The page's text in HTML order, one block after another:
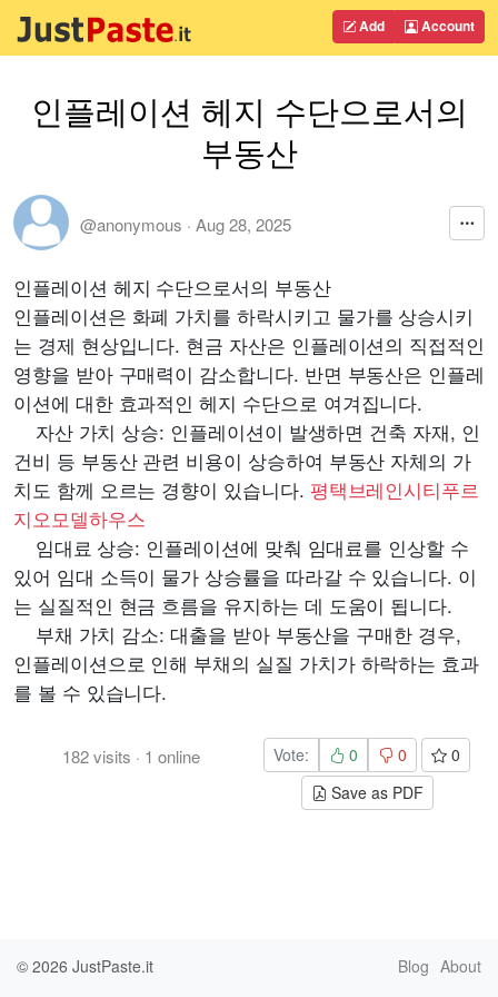
Add Account
인플레이션 헤지 수단으로서의
부동산
@anonymous · Aug 28, 2025
인플레이션 헤지 수단으로서의 부동산
인플레이션은 화폐 가치를 하락시키고 물가를 상승시키
는 경제 현상입니다. 현금 자산은 인플레이션의 직접적인
영향을 받아 구매력이 감소합니다. 반면 부동산은 인플레
이션에 대한 효과적인 헤지 수단으로 여겨집니다.
자산 가치 상승: 인플레이션이 발생하면 건축 자재, 인
건비 등 부동산 관련 비용이 상승하여 부동산 자체의 가
치도 함께 오르는 경향이 있습니다. 평택브레인시티푸르
지오모델하우스
임대료 상승: 인플레이션에 맞춰 임대료를 인상할 수
있어 임대 소득이 물가 상승률을 따라갈 수 있습니다. 이
는 실질적인 현금 흐름을 유지하는 데 도움이 됩니다.
부채 가치 감소: 대출을 받아 부동산을 구매한 경우,
인플레이션으로 인해 부채의 실질 가치가 하락하는 효과
를 볼 수 있습니다.
182visits · 1 online Vote: 0 0
0
Save as PDF
© 2026 JustPaste.it Blog About